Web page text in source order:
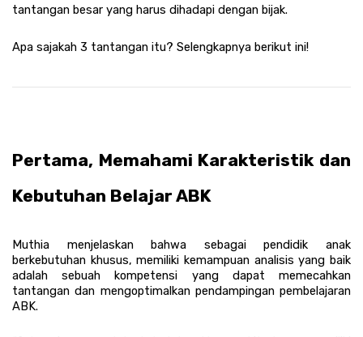
tantangan besar yang harus dihadapi dengan bijak.
Apa sajakah 3 tantangan itu? Selengkapnya berikut ini!
Pertama, Memahami Karakteristik dan
Kebutuhan Belajar ABK
Muthia menjelaskan bahwa sebagai pendidik anak
berkebutuhan khusus, memiliki kemampuan analisis yang baik
adalah sebuah kompetensi yang dapat memecahkan
tantangan dan mengoptimalkan pendampingan pembelajaran
ABK.